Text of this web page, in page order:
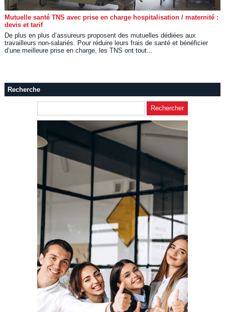
Mutuelle santé TNS avec prise en charge hospitalisation / maternité :
devis et tarif
De plus en plus d’assureurs proposent des mutuelles dédiées aux
travailleurs non-salariés. Pour réduire leurs frais de santé et bénéficier
d’une meilleure prise en charge, les TNS ont tout...
Recherche